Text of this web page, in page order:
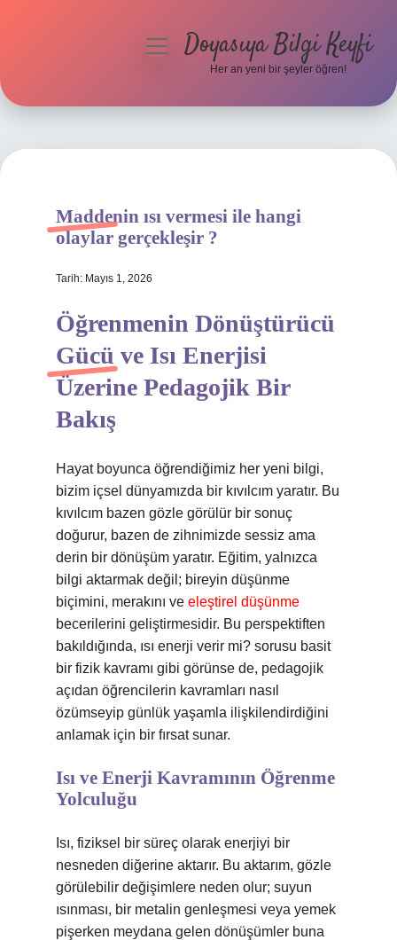
Hakkımızda
menüyüDoyasıya Bilgi Keyfi
Her an yeni bir şeyler öğren!
Maddenin ısı vermesi ile hangi
olaylar gerçekleşir ?
Tarih: Mayıs 1, 2026
Öğrenmenin Dönüştürücü
Gücü ve Isı Enerjisi
Üzerine Pedagojik Bir
Bakış
Hayat boyunca öğrendiğimiz her yeni bilgi,
bizim içsel dünyamızda bir kıvılcım yaratır. Bu
kıvılcım bazen gözle görülür bir sonuç
doğurur, bazen de zihnimizde sessiz ama
derin bir dönüşüm yaratır. Eğitim, yalnızca
bilgi aktarmak değil; bireyin düşünme
biçimini, merakını ve eleştirel düşünme
becerilerini geliştirmesidir. Bu perspektiften
bakıldığında, ısı enerji verir mi? sorusu basit
bir fizik kavramı gibi görünse de, pedagojik
açıdan öğrencilerin kavramları nasıl
özümseyip günlük yaşamla ilişkilendirdiğini
anlamak için bir fırsat sunar.
Isı ve Enerji Kavramının Öğrenme
Yolculuğu
Isı, fiziksel bir süreç olarak enerjiyi bir
nesneden diğerine aktarır. Bu aktarım, gözle
görülebilir değişimlere neden olur; suyun
ısınması, bir metalin genleşmesi veya yemek
pişerken meydana gelen dönüşümler buna